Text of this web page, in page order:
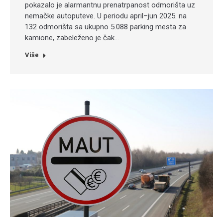
pokazalo je alarmantnu prenatrpanost odmorišta uz
nemačke autoputeve. U periodu april–jun 2025. na
132 odmorišta sa ukupno 5.088 parking mesta za
kamione, zabeleženo je čak…
Više